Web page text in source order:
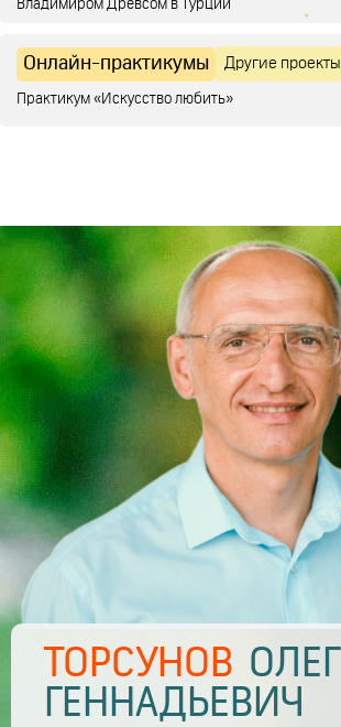
Владимиром Древсом в Турции
Онлайн-практикумы Другие проекты
Практикум «Искусство любить»
ТОРСУНОВ ОЛЕГ
ГЕННАДЬЕВИЧ